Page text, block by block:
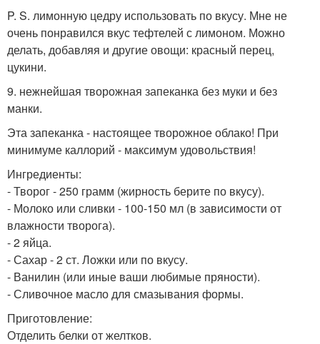
P. S. лимонную цедру использовать по вкусу. Мне не
очень понравился вкус тефтелей с лимоном. Можно
делать, добавляя и другие овощи: красный перец,
цукини.
9. нежнейшая творожная запеканка без муки и без
манки.
Эта запеканка - настоящее творожное облако! При
минимуме каллорий - максимум удовольствия!
Ингредиенты:
- Творог - 250 грамм (жирность берите по вкусу).
- Молоко или сливки - 100-150 мл (в зависимости от
влажности творога).
- 2 яйца.
- Сахар - 2 ст. Ложки или по вкусу.
- Ванилин (или иные ваши любимые пряности).
- Сливочное масло для смазывания формы.
Приготовление:
Отделить белки от желтков.